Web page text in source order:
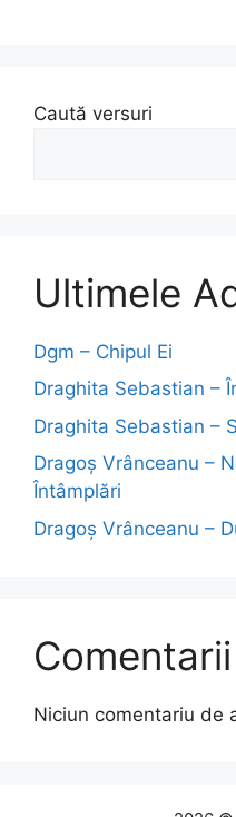
Caută versuri
Ultimele
Dgm – Chipul Ei
Draghita Sebastian –
Draghita Sebastian –
Dragoş Vrânceanu –
Întâmplări
Dragoş Vrânceanu –
Niciun comentariu de